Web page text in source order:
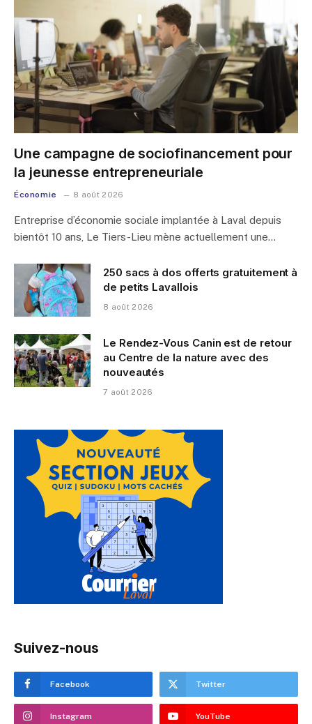
Une campagne de sociofinancement pour
la jeunesse entrepreneuriale
Économie 8 août 2026
Entreprise d’économie sociale implantée à Laval depuis
bientôt 10 ans, Le Tiers-Lieu mène actuellement une…
250 sacs à dos offerts gratuitement à
de petits Lavallois
8 août 2026
Le Rendez-Vous Canin est de retour
au Centre de la nature avec des
nouveautés
7 août 2026
Suivez-nous
Facebook Twitter
Instagram YouTube